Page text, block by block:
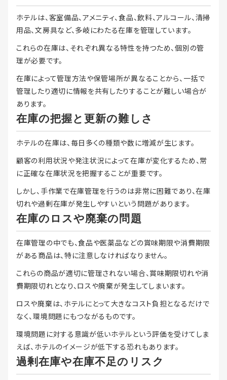
ホテルは、客室備品、アメニティ、食品、飲料、アルコール、清掃
用品、文房具など、多岐にわたる在庫を管理しています。
これらの在庫は、それぞれ異なる特性を持つため、個別の管
理が必要です。
在庫によって管理方法や保管場所が異なることから、一括で
管理したり適切に情報を共有したりすることが難しい場合が
あります。
在庫の把握と更新の難しさ
ホテルの在庫は、毎日多くの種類や数に増減が生じます。
顧客の利用状況や発注状況によって在庫が変化するため、常
に正確な在庫状況を把握することが重要です。
しかし、手作業で在庫管理を行うのは非常に困難であり、在庫
切れや過剰在庫が発生しやすいという問題があります。
在庫のロスや廃棄の問題
在庫管理の中でも、食品や医薬品などの賞味期限や消費期限
がある商品は、特に注意しなければなりません。
これらの商品が適切に管理されない場合、賞味期限切れや消
費期限切れとなり、ロスや廃棄が発生してしまいます。
ロスや廃棄は、ホテルにとって大きなコスト負担となるだけで
なく、環境問題にもつながるものです。
環境問題に対する意識が低いホテルという評価を受けてしま
えば、ホテルのイメージが低下する恐れもあります。
過剰在庫や在庫不足のリスク